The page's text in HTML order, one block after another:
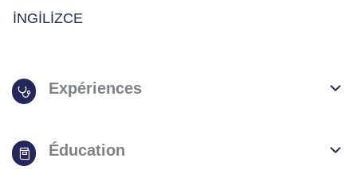
İNGİLİZCE
Expériences
Éducation